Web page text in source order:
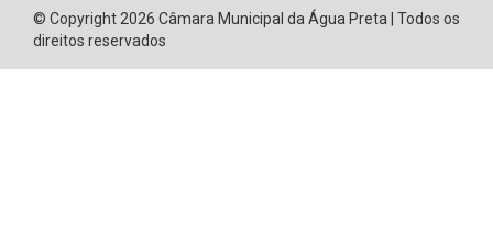
© Copyright 2026 Câmara Municipal da Água Preta | Todos os
direitos reservados